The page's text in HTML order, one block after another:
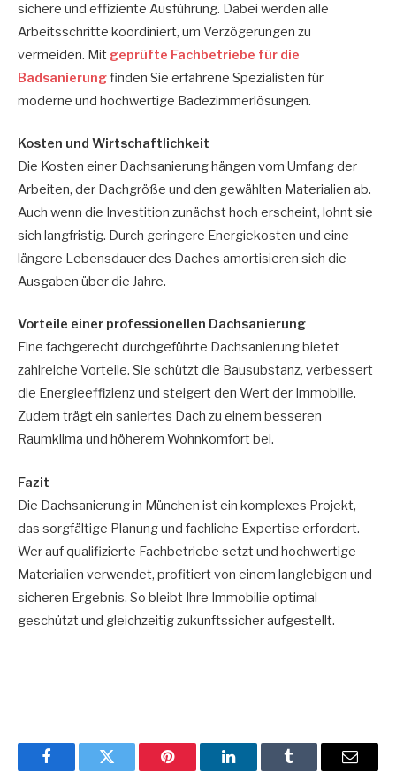
sichere und effiziente Ausführung. Dabei werden alle
Arbeitsschritte koordiniert, um Verzögerungen zu
vermeiden. Mit geprüfte Fachbetriebe für die
Badsanierungfinden Sie erfahrene Spezialisten für
moderne und hochwertige Badezimmerlösungen.
Kosten und Wirtschaftlichkeit
Die Kosten einer Dachsanierung hängen vom Umfang der
Arbeiten, der Dachgröße und den gewählten Materialien ab.
Auch wenn die Investition zunächst hoch erscheint, lohnt sie
sich langfristig. Durch geringere Energiekosten und eine
längere Lebensdauer des Daches amortisieren sich die
Ausgaben über die Jahre.
Vorteile einer professionellen Dachsanierung
Eine fachgerecht durchgeführte Dachsanierung bietet
zahlreiche Vorteile. Sie schützt die Bausubstanz, verbessert
die Energieeffizienz und steigert den Wert der Immobilie.
Zudem trägt ein saniertes Dach zu einem besseren
Raumklima und höherem Wohnkomfort bei.
Fazit
Die Dachsanierung in München ist ein komplexes Projekt,
das sorgfältige Planung und fachliche Expertise erfordert.
Wer auf qualifizierte Fachbetriebe setzt und hochwertige
Materialien verwendet, profitiert von einem langlebigen und
sicheren Ergebnis. So bleibt Ihre Immobilie optimal
geschützt und gleichzeitig zukunftssicher aufgestellt.
FacebookTwitter Pinterest LinkedInTumblr Email